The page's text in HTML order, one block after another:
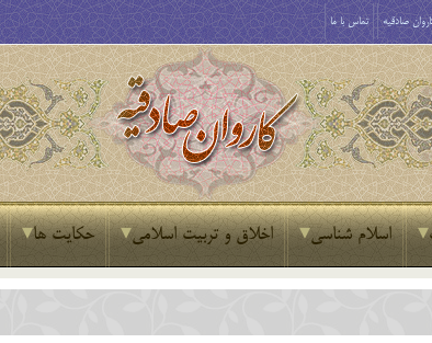
صادقیه تماس با ما
اسلام شناسی اخلاق و تربیت اسلامی حکایت ها